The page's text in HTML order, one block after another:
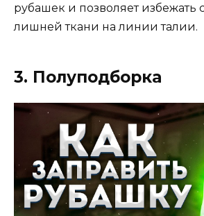
рубашек и позволяет избежать
лишней ткани на линии талии.
3. Полуподборка